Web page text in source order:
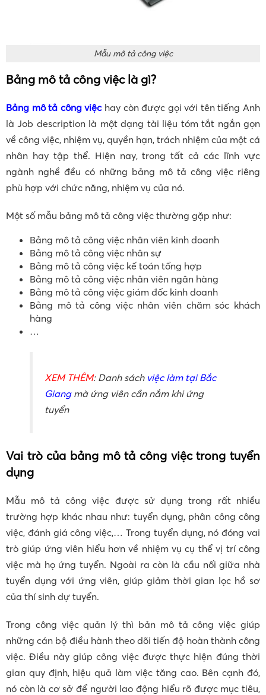
Mẫu mô tả công việc
Bảng mô tả công việc là gì?
Bảng mô tả công việchay còn được gọi với tên tiếng Anh
là Job description là một dạng tài liệu tóm tắt ngắn gọn
về công việc, nhiệm vụ, quyền hạn, trách nhiệm của một cá
nhân hay tập thể. Hiện nay, trong tất cả các lĩnh vực
ngành nghề đều có những bảng mô tả công việc riêng
phù hợp với chức năng, nhiệm vụ của nó.
Một số mẫu bảng mô tả công việc thường gặp như:
Bảng mô tả công việc nhân viên kinh doanh
Bảng mô tả công việc nhân sự
Bảng mô tả công việc kế toán tổng hợp
Bảng mô tả công việc nhân viên ngân hàng
Bảng mô tả công việc giám đốc kinh doanh
Bảng mô tả công việc nhân viên chăm sóc khách
hàng
…
XEM THÊM: Danh sách việc làm tại Bắc
Giangmà ứng viên cần nắm khi ứng
tuyển
Vai trò của bảng mô tả công việc trong tuyển
dụng
Mẫu mô tả công việc được sử dụng trong rất nhiều
trường hợp khác nhau như: tuyển dụng, phân công công
việc, đánh giá công việc,… Trong tuyển dụng, nó đóng vai
trò giúp ứng viên hiểu hơn về nhiệm vụ cụ thể vị trí công
việc mà họ ứng tuyển. Ngoài ra còn là cầu nối giữa nhà
tuyển dụng với ứng viên, giúp giảm thời gian lọc hồ sơ
của thí sinh dự tuyển.
Trong công việc quản lý thì bản mô tả công việc giúp
những cán bộ điều hành theo dõi tiến độ hoàn thành công
việc. Điều này giúp công việc được thực hiện đúng thời
gian quy định, hiệu quả làm việc tăng cao. Bên cạnh đó,
nó còn là cơ sở để người lao động hiểu rõ được mục tiêu,